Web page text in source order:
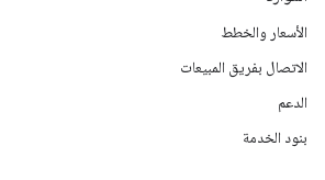
الأسعار والخطط
الاتصال بفريق المبيعات
الدعم
بنود الخدمة